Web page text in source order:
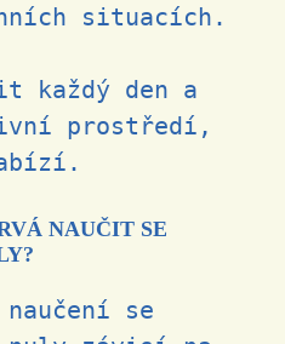
situacích.
každý den a
prostředí,
NAUČIT SE
se